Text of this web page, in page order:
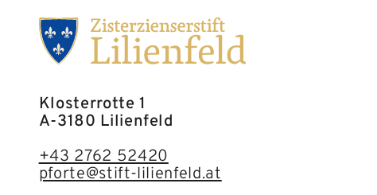
Klosterrotte 1
A-3180 Lilienfeld
+43 2762 52420
pforte@stift-lilienfeld.at